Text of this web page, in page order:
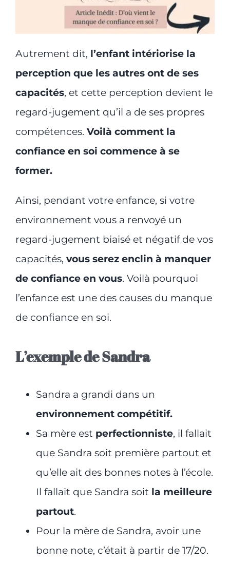
Autrement dit, l’enfant intériorise la
perception que les autres ont de ses
capacités, et cette perception devient le
regard-jugement qu’il a de ses propres
compétences. Voilà comment la
confiance en soi commence à se
former.
Ainsi, pendant votre enfance, si votre
environnement vous a renvoyé un
regard-jugement biaisé et négatif de vos
capacités, vous serez enclin à manquer
de confiance en vous. Voilà pourquoi
l’enfance est une des causes du manque
de confiance en soi.
L’exemple de Sandra
Sandra a grandi dans un
environnement compétitif.
Sa mère est perfectionniste, il fallait
que Sandra soit première partout et
qu’elle ait des bonnes notes à l’école.
Il fallait que Sandra soit la meilleure
partout.
Pour la mère de Sandra, avoir une
bonne note, c’était à partir de 17/20.